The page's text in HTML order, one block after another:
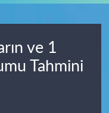
ve 1
Tahmini